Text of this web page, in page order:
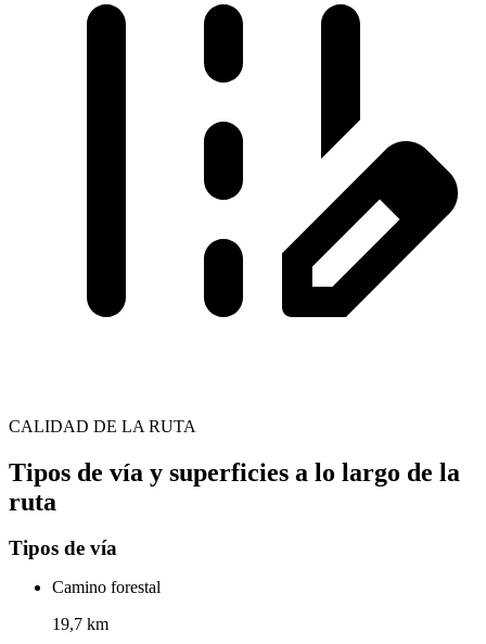
CALIDAD DE LA RUTA
Tipos de vía y superficies a lo largo de la
ruta
Tipos de vía
Camino forestal
19,7 km